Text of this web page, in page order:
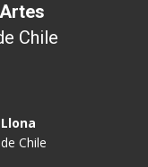
Chile
Chile